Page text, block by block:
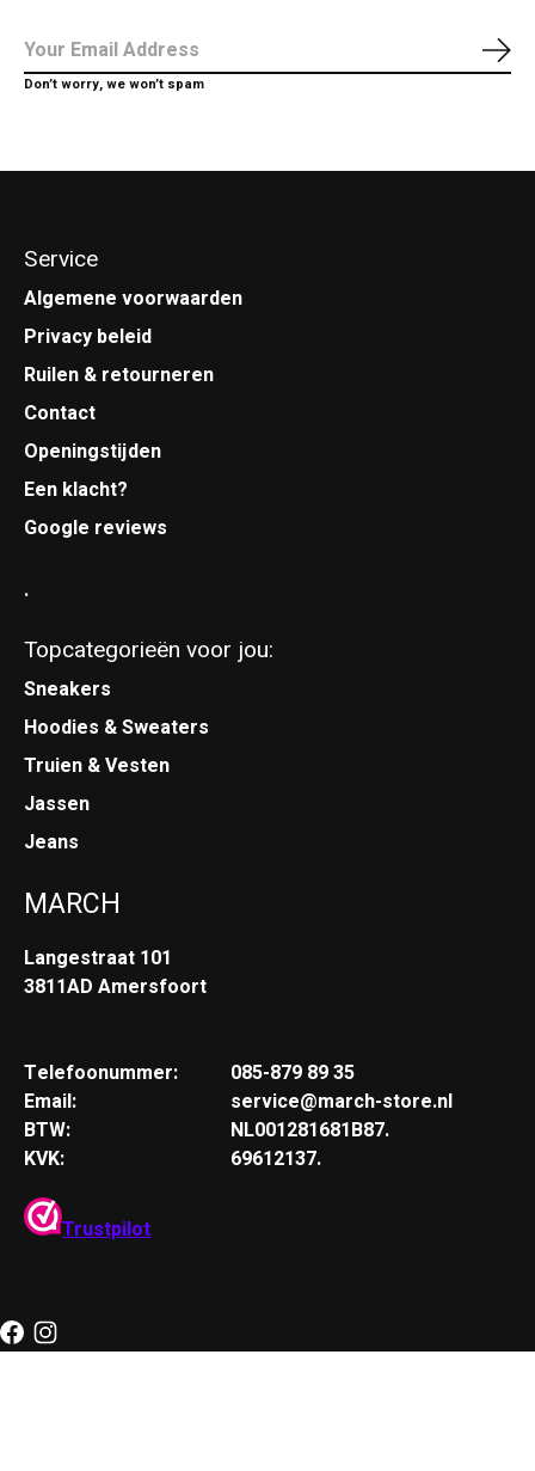
Don’t worry, we won’t spam
Service
Algemene voorwaarden
Privacy beleid
Ruilen & retourneren
Contact
Openingstijden
Een klacht?
Google reviews
.
Topcategorieën voor jou:
Sneakers
Hoodies & Sweaters
Truien & Vesten
Jassen
Jeans
MARCH
Langestraat 101
3811AD Amersfoort
Telefoonummer:
Email:
BTW:
KVK:
085-879 89 35
service@march-store.nl
NL001281681B87.
69612137.
Trustpilot